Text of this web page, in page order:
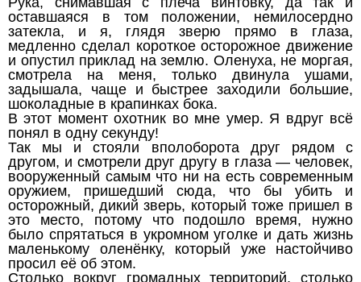
оставшаяся в том положении, немилосердно
затекла, и я, глядя зверю прямо в глаза,
медленно сделал короткое осторожное движение
и опустил приклад на землю. Оленуха, не моргая,
смотрела на меня, только двинула ушами,
задышала, чаще и быстрее заходили большие,
шоколадные в крапинках бока.
В этот момент охотник во мне умер. Я вдруг всё
понял в одну секунду!
Так мы и стояли вполоборота друг рядом с
другом, и смотрели друг другу в глаза — человек,
вооруженный самым что ни на есть современным
оружием, пришедший сюда, что бы убить и
осторожный, дикий зверь, который тоже пришел в
это место, потому что подошло время, нужно
было спрятаться в укромном уголке и дать жизнь
маленькому оленёнку, который уже настойчиво
просил её об этом.
Столько вокруг громадных территорий, столько